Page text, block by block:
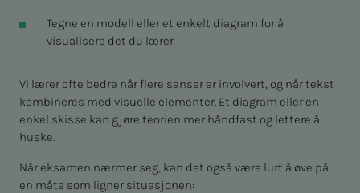
Tegne en modell eller et enkelt diagram for å
visualisere det du lærer
Vi lærer ofte bedre når flere sanser er involvert, og når tekst
kombineres med visuelle elementer. Et diagram eller en
enkel skisse kan gjøre teorien mer håndfast og lettere å
huske.
Når eksamen nærmer seg, kan det også være lurt å øve på
en måte som ligner situasjonen: